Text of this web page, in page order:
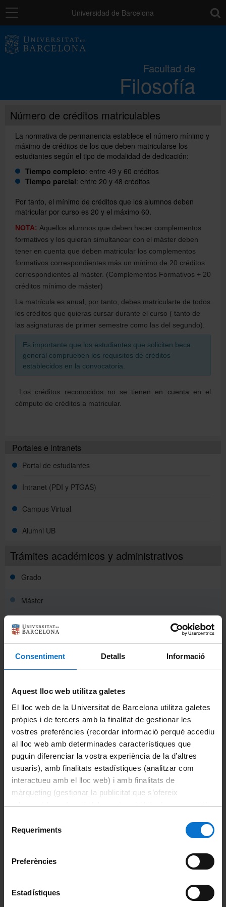
Consentiment Detalls Informació
Aquest lloc web utilitza galetes
El lloc web de la Universitat de Barcelona utilitza galetes
pròpies i de tercers amb la finalitat de gestionar les
vostres preferències (recordar informació perquè accediu
al lloc web amb determinades característiques que
puguin diferenciar la vostra experiència de la d’altres
usuaris), amb finalitats estadístiques (analitzar com
interactueu amb el lloc web) i amb finalitats de
màrqueting (gestionar la publicitat que s’ofereix
adequant-la en funció dels vostres hàbits de navegació).
consultar laPolítica de galetes del lloc web de la
Requeriments
Preferències
Estadístiques
Navegación Universidad de Barcelona
Facultad de
Filosofía
Estudios
Investigación e innovación
Servicios
Movilidad
Directorio
English
Trámites académicos y administrativos
Grado
Máster
Prescripción máster
Número de créditos matriculables
Precios máster
Modalidades de pago
Documentación
Acceso a la automatrícula
Modificación de la matrícula
Tramitación carné UB
Número de créditos matriculables
La normativa de permanencia establece el número mínimo y
máximo de créditos de los que deben matricularse los
estudiantes según el tipo de modalidad de dedicación:
Tiempo completo: entre 49 y 60 créditos
Tiempo parcial: entre 20 y 48 créditos
Por tanto, el mínimo de créditos que los alumnos deben
matricular por curso es 20 y el máximo 60.
NOTA: Aquellos alumnos que deben hacer complementos
formativos y los quieran simultanear con el máster deben
tener en cuenta que deben matricular los complementos
formativos correspondientes más un mínimo de 20 créditos
correspondientes al máster. (Complementos Formativos + 20
créditos mínimo de máster)
La matrícula es anual, por tanto, debes matricularte de todos
los créditos que quieras cursar durante el curso ( tanto de
las asignaturas de primer semestre como las del segundo).
Es importante que los estudiantes que soliciten beca
general comprueben los requisitos de créditos
establecidos en la convocatoria.
Los créditos reconocidos no se tienen en cuenta en el
cómputo de créditos a matricular.
Portales e intranets
Portal de estudiantes
Intranet (PDI y PTGAS)
Campus Virtual
Alumni UB